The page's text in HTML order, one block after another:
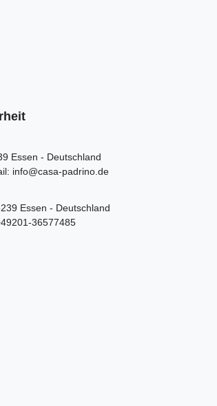
Essen
Deutschland
info@casa-padrino.de
Essen
Deutschland
36577485